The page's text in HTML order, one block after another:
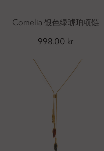
Cornelia 银色绿琥珀项链
998.00 kr